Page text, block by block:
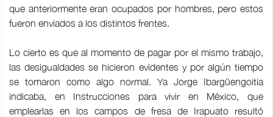
que anteriormente eran ocupados por hombres, pero estos
fueron enviados a los distintos frentes.
Lo cierto es que al momento de pagar por el mismo trabajo,
las desigualdades se hicieron evidentes y por algún tiempo
se tomaron como algo normal. Ya Jorge Ibargüengoitia
indicaba, en Instrucciones para vivir en México, que
emplearlas en los campos de fresa de Irapuato resultó